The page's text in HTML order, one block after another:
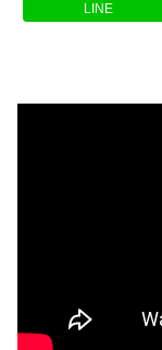
LINE